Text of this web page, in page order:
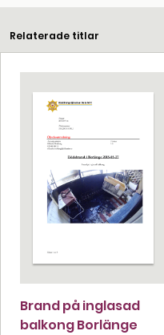
Relaterade titlar
Brand på inglasad
balkong Borlänge